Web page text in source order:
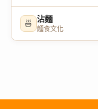
🍜 沾麵
麵食文化